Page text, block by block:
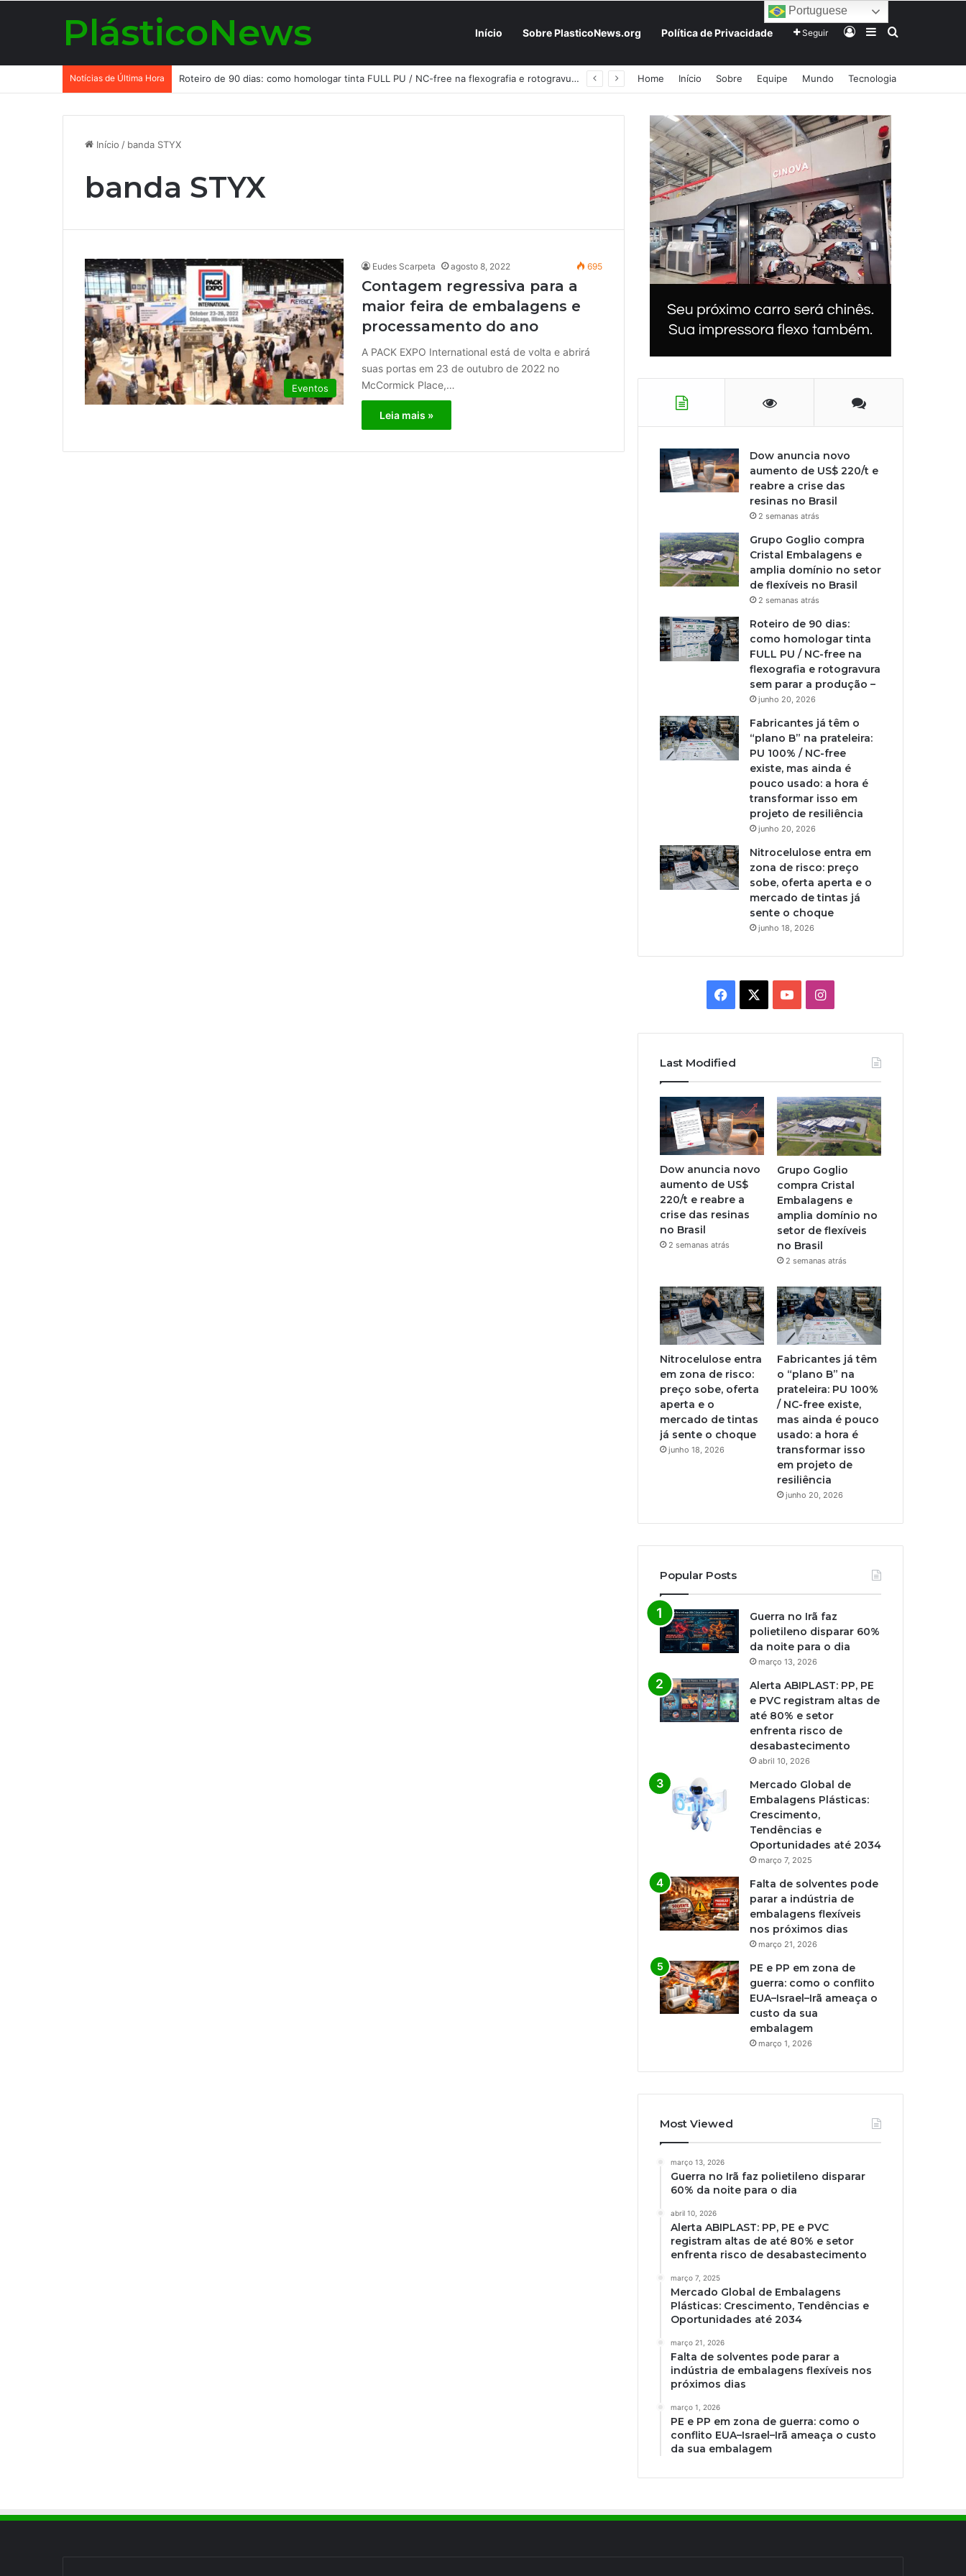
PlásticoNews Início Sobre PlasticoNews.org Política de Privacidade Seguir EntrarBarra Lateral
Procurar por
Notícias de Última Hora Fabricantes já têm o “plano B” na prateleira: PU 100% / NC-free existe, mas ainda é pouco usado: a hora é transformar isso em projeto de resiliência Home Início Sobre Equipe Mundo Tecnologia
Início / banda STYX
banda STYX
Eventos
Eudes Scarpeta agosto 8, 2022 695
Contagem regressiva para a
maior feira de embalagens e
processamento do ano
A PACK EXPO International está de volta e abrirá
suas portas em 23 de outubro de 2022 no
McCormick Place,…
Leia mais »
Dow anuncia novo
aumento de US$ 220/t e
reabre a crise das
resinas no Brasil
2 semanas atrás
Grupo Goglio compra
Cristal Embalagens e
amplia domínio no setor
de flexíveis no Brasil
2 semanas atrás
Roteiro de 90 dias:
como homologar tinta
FULL PU / NC-free na
flexografia e rotogravura
sem parar a produção –
junho 20, 2026
Fabricantes já têm o
“plano B” na prateleira:
PU 100% / NC-free
existe, mas ainda é
pouco usado: a hora é
transformar isso em
projeto de resiliência
junho 20, 2026
Nitrocelulose entra em
zona de risco: preço
sobe, oferta aperta e o
mercado de tintas já
sente o choque
junho 18, 2026
Facebook YouTubeInstagram
Last Modified
Dow anuncia novo
aumento de US$
220/t e reabre a
crise das resinas
no Brasil
2 semanas atrás
Grupo Goglio
compra Cristal
Embalagens e
amplia domínio no
setor de flexíveis
no Brasil
2 semanas atrás
Nitrocelulose entra
em zona de risco:
preço sobe, oferta
aperta e o
mercado de tintas
já sente o choque
junho 18, 2026
Fabricantes já têm
o “plano B” na
prateleira: PU 100%
/ NC-free existe,
mas ainda é pouco
usado: a hora é
transformar isso
em projeto de
resiliência
junho 20, 2026
Popular Posts
Guerra no Irã faz
polietileno disparar 60%
da noite para o dia
março 13, 2026
Alerta ABIPLAST: PP, PE
e PVC registram altas de
até 80% e setor
enfrenta risco de
desabastecimento
abril 10, 2026
Mercado Global de
Embalagens Plásticas:
Crescimento,
Tendências e
Oportunidades até 2034
março 7, 2025
Falta de solventes pode
parar a indústria de
embalagens flexíveis
nos próximos dias
março 21, 2026
PE e PP em zona de
guerra: como o conflito
EUA–Israel–Irã ameaça o
custo da sua
embalagem
março 1, 2026
Most Viewed
março 13, 2026
Guerra no Irã faz polietileno disparar
60% da noite para o dia
abril 10, 2026
Alerta ABIPLAST: PP, PE e PVC
registram altas de até 80% e setor
enfrenta risco de desabastecimento
março 7, 2025
Mercado Global de Embalagens
Plásticas: Crescimento, Tendências e
Oportunidades até 2034
março 21, 2026
Falta de solventes pode parar a
indústria de embalagens flexíveis nos
próximos dias
março 1, 2026
PE e PP em zona de guerra: como o
conflito EUA–Israel–Irã ameaça o custo
da sua embalagem
Portuguese